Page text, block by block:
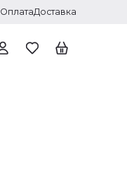
ОплатаДоставка